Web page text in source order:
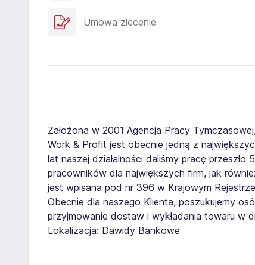
Umowa zlecenie
Założona w 2001 Agencja Pracy
Work & Profit jest obecnie jedną z
lat naszej działalności daliśmy pracę
pracowników dla największych firm, jak
jest wpisana pod nr 396 w Krajowym
Obecnie dla naszego Klienta, poszukujemy
przyjmowanie dostaw i wykładania towaru w
Lokalizacja: Dawidy Bankowe